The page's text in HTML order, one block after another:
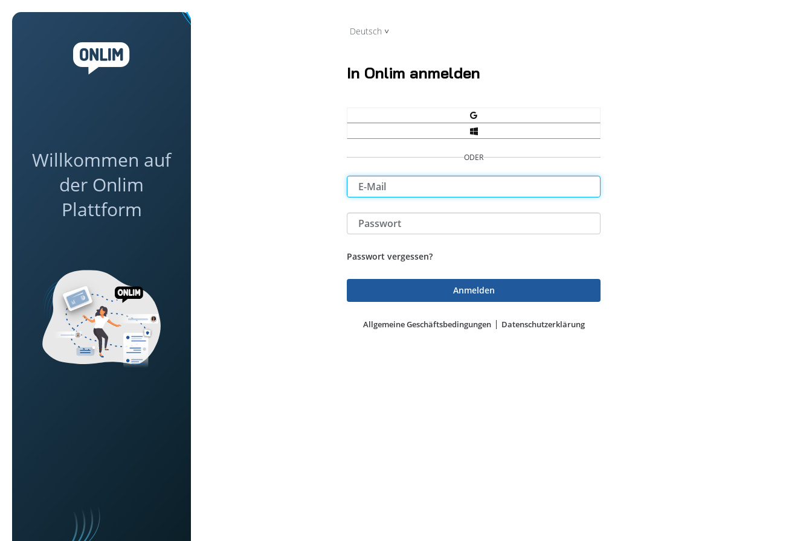
Willkommen auf
der Onlim
Plattform
Deutsch
In Onlim anmelden
ODER
Passwort vergessen?
Allgemeine Geschäftsbedingungen Datenschutzerklärung